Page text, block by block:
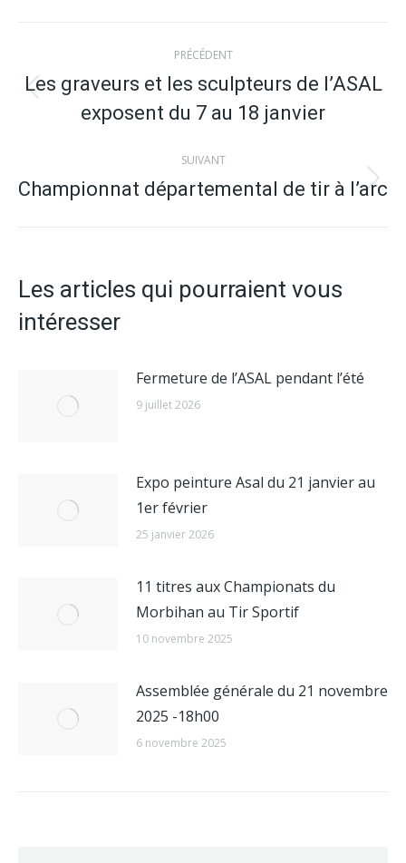
Navigation
article
PRÉCÉDENT
Article
précédent
Les graveurs et les sculpteurs de l’ASAL
exposent du 7 au 18 janvier
SUIVANT
Article
Championnat départemental de tir à l’arc
Les articles qui pourraient vous
intéresser
Fermeture de l’ASAL pendant l’été
9 juillet 2026
Expo peinture Asal du 21 janvier au
1er février
25 janvier 2026
11 titres aux Championats du
Morbihan au Tir Sportif
10 novembre 2025
Assemblée générale du 21 novembre
2025 -18h00
6 novembre 2025